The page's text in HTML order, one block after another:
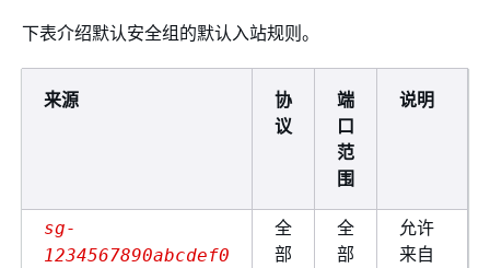
下表介绍默认安全组的默认入站规则。
来源
协
议
端
口
范
围
说明
sg-
1234567890abcdef0
全
部
全
部
允许
来自